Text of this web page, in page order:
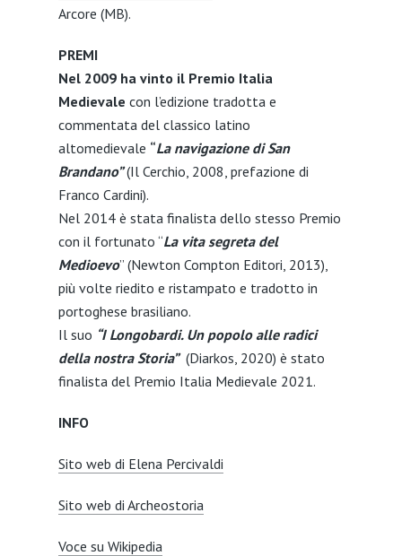
Arcore (MB).
PREMI
Nel 2009 ha vinto il Premio Italia
Medievale con l’edizione tradotta e
commentata del classico latino
altomedievale “La navigazione di San
Brandano”(Il Cerchio, 2008, prefazione di
Franco Cardini).
Nel 2014 è stata finalista dello stesso Premio
con il fortunato “La vita segreta del
Medioevo” (Newton Compton Editori, 2013),
più volte riedito e ristampato e tradotto in
portoghese brasiliano.
Il suo “I Longobardi. Un popolo alle radici
della nostra Storia”(Diarkos, 2020) è stato
finalista del Premio Italia Medievale 2021.
INFO
Sito web di Elena Percivaldi
Sito web di Archeostoria
Voce su Wikipedia